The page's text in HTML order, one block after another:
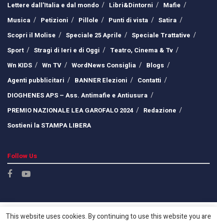
Lettere dall’Italia e dal mondo
Libri&Dintorni
Mafie
Musica
Petizioni Pillole Punti di vista
Satira
Scopri il Molise
Speciale 25 Aprile
Speciale Trattative
Sport
Stragi di Ieri e di Oggi
Teatro, Cinema & Tv
Wn KIDS
Wn TV WordNews Consiglia
Blogs
Agenti pubblicitari
BANNER Elezioni
Contatti
DIOGHENES APS – Ass. Antimafie e Antiusura
PREMIO NAZIONALE LEA GAROFALO 2024
Redazione
Sostieni la STAMPA LIBERA
Follow Us
This website uses cookies. By continuing to use this website you are